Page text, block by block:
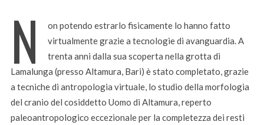
N
on potendo estrarlo fisicamente lo hanno fatto
virtualmente grazie a tecnologie di avanguardia. A
trenta anni dalla sua scoperta nella grotta di
Lamalunga (presso Altamura, Bari) è stato completato, grazie
a tecniche di antropologia virtuale, lo studio della morfologia
del cranio del cosiddetto Uomo di Altamura, reperto
paleoantropologico eccezionale per la completezza dei resti